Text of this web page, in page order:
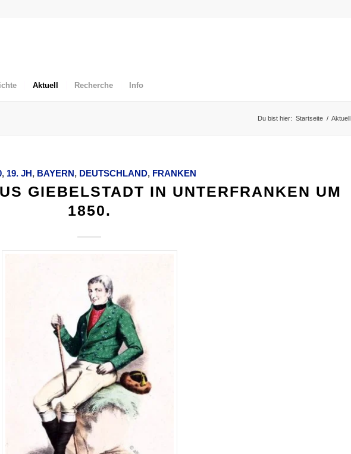
Aktuell Recherche Info
Du bist hier: Startseite / Aktuell
, 19. JH, BAYERN, DEUTSCHLAND, FRANKEN
GIEBELSTADT IN UNTERFRANKEN UM
1850.